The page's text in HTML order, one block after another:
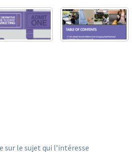
sur le sujet qui l’intéresse